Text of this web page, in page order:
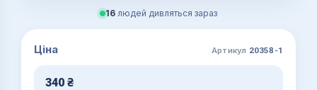
16 людей дивляться зараз
Ціна Артикул 20358-1
340 ₴